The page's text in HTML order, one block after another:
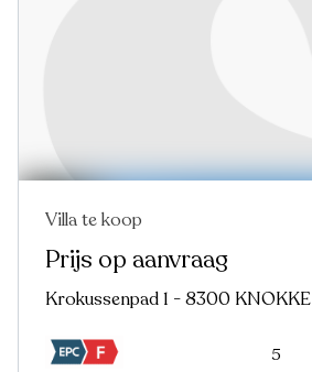
Nieuw
Villa te koop
Prijs op aanvraag
Krokussenpad 1 - 8300 KNOKKE
5